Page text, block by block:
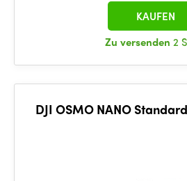
Zu versenden 2
KAUFEN
DJI OSMO NANO